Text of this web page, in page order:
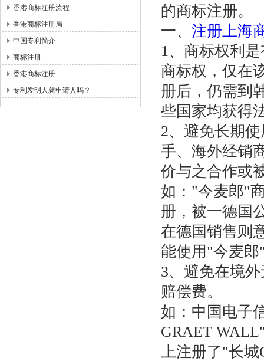
香港商标注册流程
香港商标注册局
中国专利简介
商标注册
香港商标注册
专利发明人就申请人吗？
的商标注册。
一、 注册上海
1、商标权利
商标权，仅在
册后，仍需到
些国家均获得
2、避免长期
手、海外经销
价与之合作或
如："今麦郎"
册，被一德国
在德国销售则
能使用"今麦郎
3、避免在境
赔偿费。
如：中国电子
GRAET
上注册了"长城